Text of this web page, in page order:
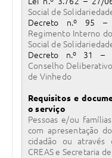
Social de
Decreto n.º 95 –
Regimento Interno
Social de
Decreto n.º 31 –
Conselho
de Vinhedo
Requisitos e
o serviço
Pessoas e/ou
com apresentação
cidadão ou através
CREAS e Secretaria